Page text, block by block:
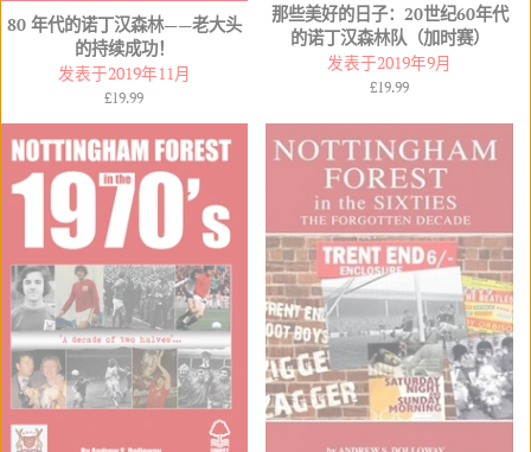
80 年代的诺丁汉森林——老大头
的持续成功！
发表于2019年11月
常
价
格
£19.99
那些美好的日子：20世纪60年代
的诺丁汉森林队（加时赛）
发表于2019年9月
常
格
£19.99